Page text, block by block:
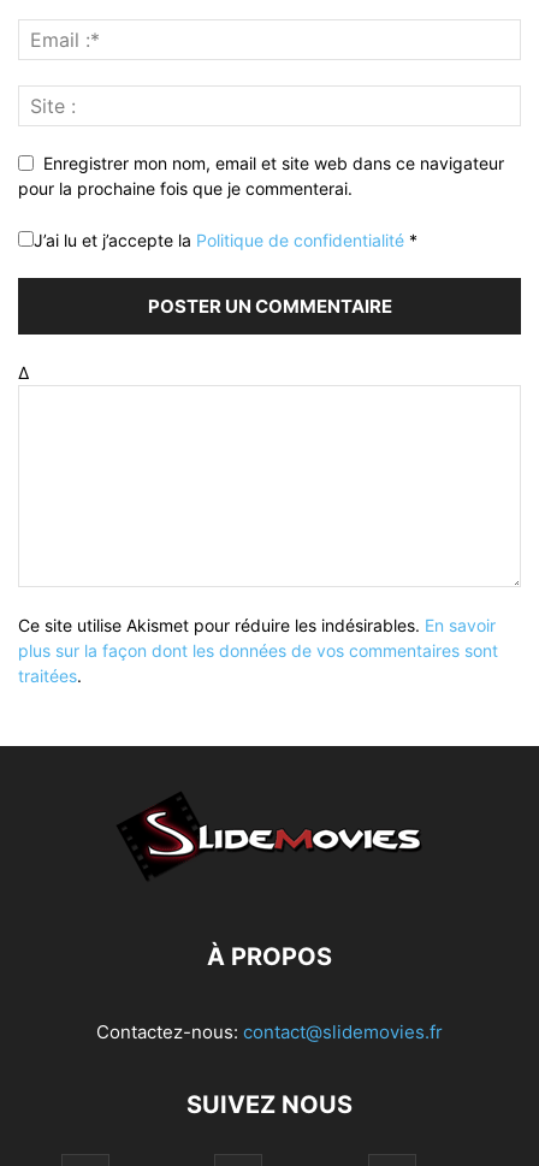
Enregistrer mon nom, email et site web dans ce navigateur
pour la prochaine fois que je commenterai.
J’ai lu et j’accepte la Politique de confidentialité *
Δ
Ce site utilise Akismet pour réduire les indésirables. En savoir
plus sur la façon dont les données de vos commentaires sont
traitées.
À PROPOS
Contactez-nous: contact@slidemovies.fr
SUIVEZ NOUS